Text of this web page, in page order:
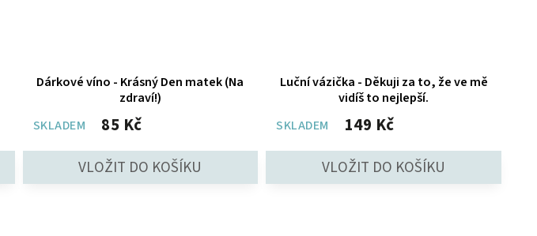
Dárkové víno - Krásný Den matek (Na
zdraví!)
SKLADEM
85 Kč
Luční vázička - Děkuji za to, že ve mě
vidíš to nejlepší.
SKLADEM
149 Kč